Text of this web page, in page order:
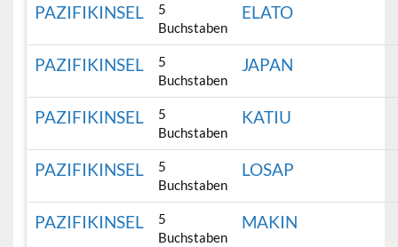
PAZIFIKINSEL
5
Buchstaben
ELATO
PAZIFIKINSEL
5
Buchstaben
JAPAN
PAZIFIKINSEL
5
Buchstaben
KATIU
PAZIFIKINSEL
5
Buchstaben
LOSAP
PAZIFIKINSEL
5
Buchstaben
MAKIN